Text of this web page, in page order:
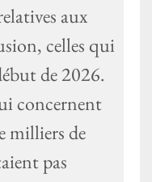
aux
celles qui
de 2026.
concernent
milliers de
pas